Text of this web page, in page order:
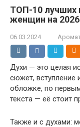
ТОП-10 лучших
женщин на
06.03.2024
Духи — это целая
сюжет, вступление
обложке, по
текста — её стоит
Также и с духами: